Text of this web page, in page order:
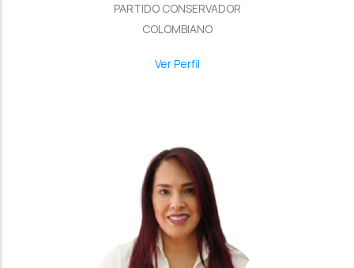
PARTIDO CONSERVADOR
COLOMBIANO
Ver Perfil